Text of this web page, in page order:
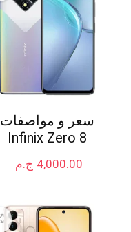
سعر و مواصفات
Infinix Zero 8
ج.م 4,000.00